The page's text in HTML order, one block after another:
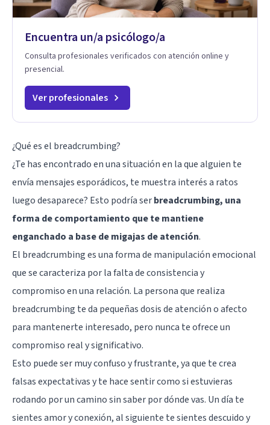
Encuentra un/a psicólogo/a
Consulta profesionales verificados con atención online y
presencial.
Ver profesionales
¿Qué es el breadcrumbing?
¿Te has encontrado en una situación en la que alguien te
envía mensajes esporádicos, te muestra interés a ratos
luego desaparece? Esto podría serbreadcrumbing, una
forma de comportamiento que te mantiene
enganchado a base de migajas de atención.
El breadcrumbing es una forma de manipulación emocional
que se caracteriza por la falta de consistencia y
compromiso en una relación. La persona que realiza
breadcrumbing te da pequeñas dosis de atención o afecto
para mantenerte interesado, pero nunca te ofrece un
compromiso real y significativo.
Esto puede ser muy confuso y frustrante, ya que te crea
falsas expectativas y te hace sentir como si estuvieras
rodando por un camino sin saber por dónde vas. Un día te
sientes amor y conexión, al siguiente te sientes descuido y